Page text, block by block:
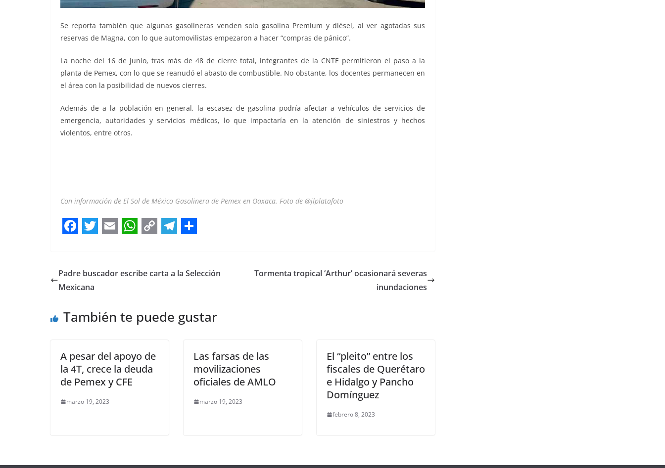
Se reporta también que algunas gasolineras venden solo gasolina Premium y diésel, al ver agotadas sus
reservas de Magna, con lo que automovilistas empezaron a hacer “compras de pánico”.
La noche del 16 de junio, tras más de 48 de cierre total, integrantes de la CNTE permitieron el paso a la
planta de Pemex, con lo que se reanudó el abasto de combustible. No obstante, los docentes permanecen en
el área con la posibilidad de nuevos cierres.
Además de a la población en general, la escasez de gasolina podría afectar a vehículos de servicios de
emergencia, autoridades y servicios médicos, lo que impactaría en la atención de siniestros y hechos
violentos, entre otros.
Con información de El Sol de México Gasolinera de Pemex en Oaxaca. Foto de @jlplatafoto
c
e
o
k
i
t
e
a a
A
p
p
i
k
l
r
a
Padre buscador escribe carta a la Selección
Mexicana
Tormenta tropical ‘Arthur’ ocasionará severas
inundaciones
También te puede gustar
A pesar del apoyo de
la 4T, crece la deuda
de Pemex y CFE
marzo 19, 2023
Las farsas de las
movilizaciones
oficiales de AMLO
marzo 19, 2023
El “pleito” entre los
fiscales de Querétaro
e Hidalgo y Pancho
Domínguez
febrero 8, 2023